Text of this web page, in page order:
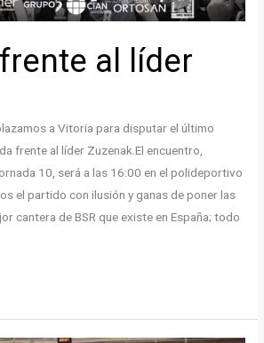
al líder
a Vitoria para disputar el último
frente al líder Zuzenak.El encuentro,
10, será a las 16:00 en el polideportivo
el partido con ilusión y ganas de poner las
cantera de BSR que existe en España; todo